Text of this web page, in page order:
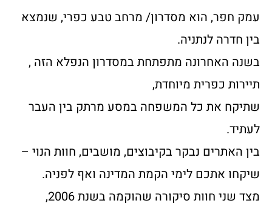
עמק חפר, הוא מסדרון/ מרחב טבע כפרי, שנמצא
בין חדרה לנתניה.
בשנה האחרונה מתפתחת במסדרון הנפלא הזה ,
תיירות כפרית מיוחדת,
שתיקח את כל המשפחה במסע מרתק בין העבר
לעתיד.
בין האתרים נבקר בקיבוצים, מושבים, חוות הנוי –
שיקחו אתכם לימי הקמת המדינה ואף לפניה.
מצד שני חוות סיקורה שהוקמה בשנת 2006,